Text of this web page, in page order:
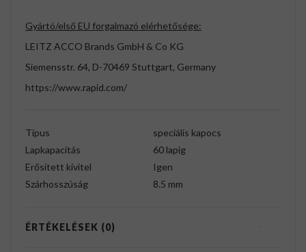
Gyártó/első EU forgalmazó elérhetősége:
LEITZ ACCO Brands GmbH & Co KG
Siemensstr. 64, D-70469 Stuttgart, Germany
https://www.rapid.com/
Típus
speciális kapocs
Lapkapacitás
60 lapig
Erősített kivitel
Igen
Szárhosszúság
8.5 mm
ÉRTÉKELÉSEK (0)